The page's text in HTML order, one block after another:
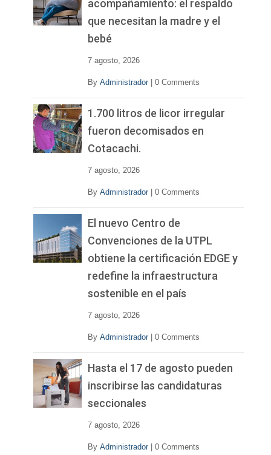
acompañamiento: el respaldo
que necesitan la madre y el
bebé
7 agosto, 2026
By Administrador 0 Comments
1.700 litros de licor irregular
fueron decomisados en
Cotacachi.
7 agosto, 2026
By Administrador 0 Comments
El nuevo Centro de
Convenciones de la UTPL
obtiene la certificación EDGE y
redefine la infraestructura
sostenible en el país
7 agosto, 2026
By Administrador 0 Comments
Hasta el 17 de agosto pueden
inscribirse las candidaturas
seccionales
7 agosto, 2026
By Administrador 0 Comments